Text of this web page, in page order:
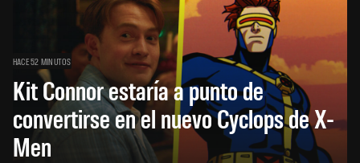
HACE 52 MINUTOS
Kit Connor estaría a punto de
convertirse en el nuevo Cyclops de X-
Men